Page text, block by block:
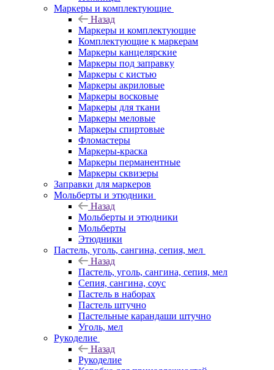
Маркеры и комплектующие
Назад
Маркеры и комплектующие
Комплектующие к маркерам
Маркеры канцелярские
Маркеры под заправку
Маркеры с кистью
Маркеры акриловые
Маркеры восковые
Маркеры для ткани
Маркеры меловые
Маркеры спиртовые
Фломастеры
Маркеры-краска
Маркеры перманентные
Маркеры сквизеры
Заправки для маркеров
Мольберты и этюдники
Назад
Мольберты и этюдники
Мольберты
Этюдники
Пастель, уголь, сангина, сепия, мел
Назад
Пастель, уголь, сангина, сепия, мел
Сепия, сангина, соус
Пастель в наборах
Пастель штучно
Пастельные карандаши штучно
Уголь, мел
Рукоделие
Назад
Рукоделие